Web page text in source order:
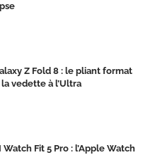
Z Fold 8 : le pliant format
vedette à l’Ultra
Fit 5 Pro : l’Apple Watch